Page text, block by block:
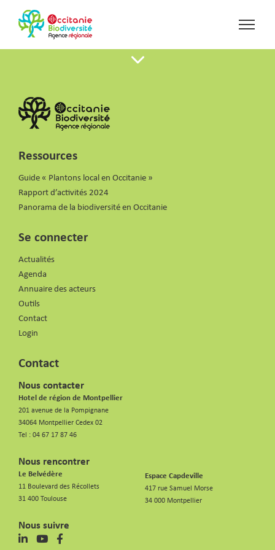
Ressources
Guide « Plantons local en Occitanie »
Rapport d’activités 2024
Panorama de la biodiversité en Occitanie
Se connecter
Actualités
Agenda
Annuaire des acteurs
Outils
Contact
Login
Contact
Nous contacter
Hotel de région de Montpellier
201 avenue de la Pompignane
34064 Montpellier Cedex 02
Tel : 04 67 17 87 46
Nous rencontrer
Le Belvédère
11 Boulevard des Récollets
31 400 Toulouse
Espace Capdeville
417 rue Samuel Morse
34 000 Montpellier
Nous suivre